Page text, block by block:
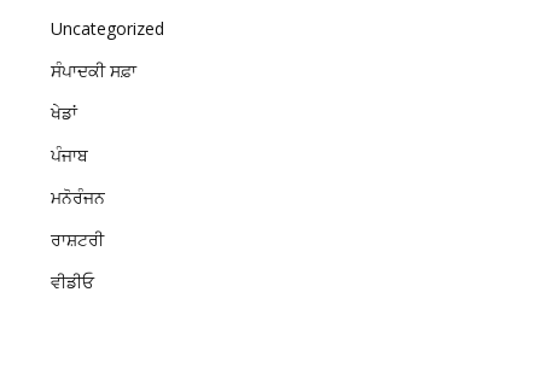
Uncategorized
ਸੰਪਾਦਕੀ ਸਫ਼ਾ
ਖੇਡਾਂ
ਪੰਜਾਬ
ਮਨੋਰੰਜਨ
ਰਾਸ਼ਟਰੀ
ਵੀਡੀਓ